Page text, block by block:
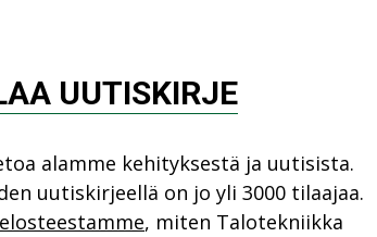
pois, ja siihen
meinannut syvyys riittää.
viemärivedet
Sen vuoksi tilaan
UUTISKIRJE
alamme kehityksestä ja uutisista.
uutiskirjeellä on jo yli 3000 tilaajaa.
, miten Talotekniikka